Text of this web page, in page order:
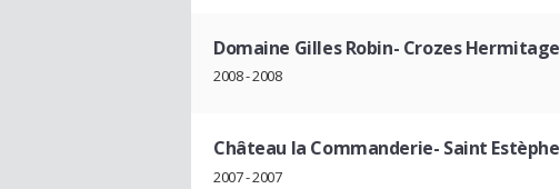
Domaine Gilles Robin- Crozes Hermitage
2008 - 2008
Château la Commanderie- Saint Estèphe
2007 - 2007